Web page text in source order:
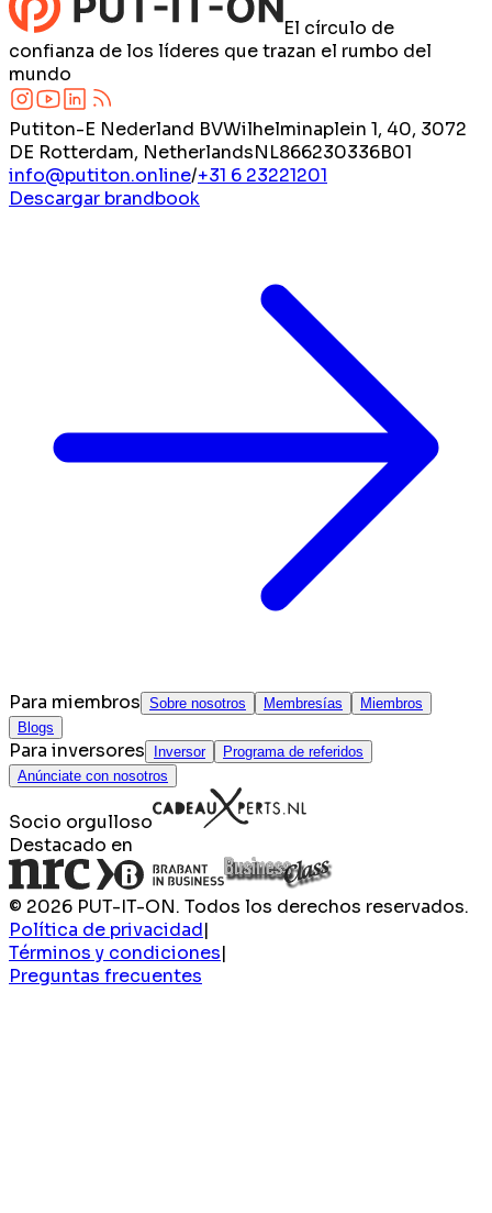
El círculo de
confianza de los líderes que trazan el rumbo del
mundo
Putiton-E Nederland BVWilhelminaplein 1, 40, 3072
DE Rotterdam, NetherlandsNL866230336B01
info@putiton.online/+31 6 23221201
Descargar brandbook
Para miembros Sobre nosotros Membresías
Miembros
Blogs
Para inversores Inversor
Programa de referidos
Anúnciate con nosotros
Socio orgulloso
Destacado en
© 2026 PUT-IT-ON. Todos los derechos reservados.
Política de privacidad|
Términos y condiciones|
Preguntas frecuentes